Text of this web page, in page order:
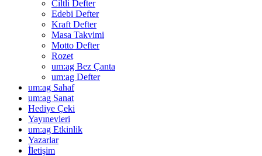
Ciltli Defter
Edebi Defter
Kraft Defter
Masa Takvimi
Motto Defter
Rozet
um:ag Bez Çanta
um:ag Defter
um:ag Sahaf
um:ag Sanat
Hediye Çeki
Yayınevleri
um:ag Etkinlik
Yazarlar
İletişim